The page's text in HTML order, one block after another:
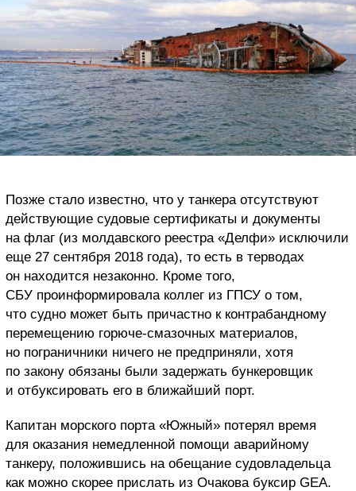
Позже стало известно, что у танкера отсутствуют
действующие судовые сертификаты и документы
на флаг (из молдавского реестра «Делфи» исключили
еще 27 сентября 2018 года), то есть в терводах
он находится незаконно. Кроме того,
СБУ проинформировала коллег из ГПСУ о том,
что судно может быть причастно к контрабандному
перемещению горюче-смазочных материалов,
но пограничники ничего не предприняли, хотя
по закону обязаны были задержать бункеровщик
и отбуксировать его в ближайший порт.
Капитан морского порта «Южный» потерял время
для оказания немедленной помощи аварийному
танкеру, положившись на обещание судовладельца
как можно скорее прислать из Очакова буксир GEA.